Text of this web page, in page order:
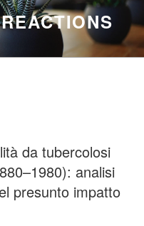
da tubercolosi
analisi
presunto impatto